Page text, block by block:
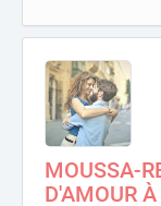
MOUSSA-
D'AMOUR